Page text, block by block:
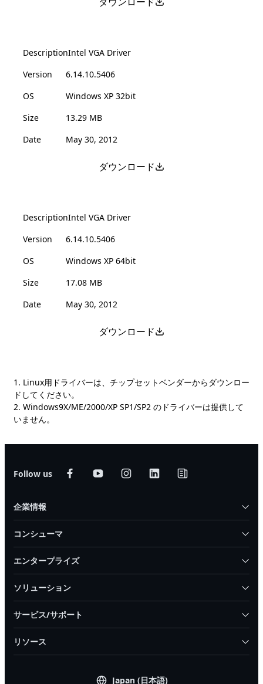
DescriptionIntel VGA Driver
Version
6.14.10.5406
OS
Windows XP 32bit
Size
13.29 MB
Date
May 30, 2012
ダウンロード
DescriptionIntel VGA Driver
Version
6.14.10.5406
OS
Windows XP 64bit
Size
17.08 MB
Date
May 30, 2012
ダウンロード
1. Linux用ドライバーは、チップセットベンダーからダウンロー
ドしてください。
2. Windows9X/ME/2000/XP SP1/SP2 のドライバーは提供して
いません。
Follow us
Japan (日本語)
企業情報
コンシューマ
エンタープライズ
ソリューション
サービス/サポート
リソース